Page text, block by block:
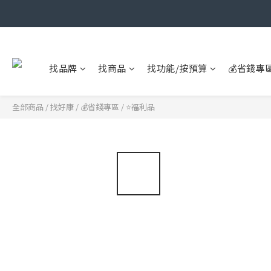
找品牌 找商品 找功能/按預算 💰省錢專
全部商品 /找好康 / 💰省錢專區 / ⭐福利品